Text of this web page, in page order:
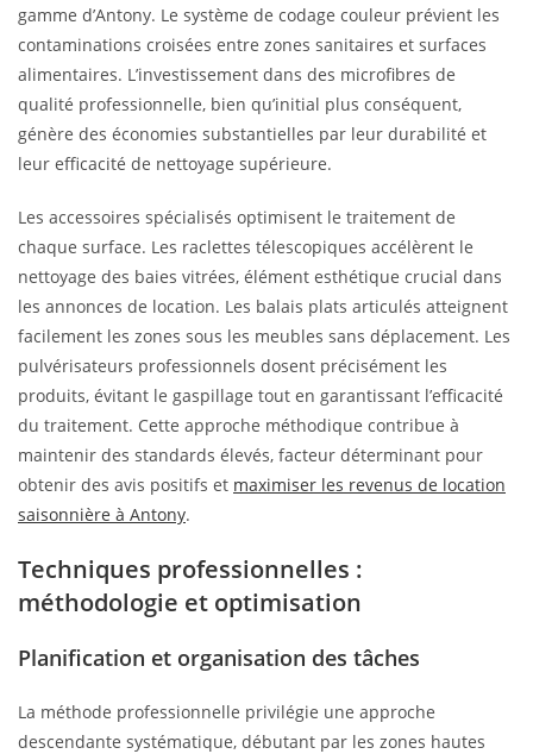
gamme d’Antony. Le système de codage couleur prévient les
contaminations croisées entre zones sanitaires et surfaces
alimentaires. L’investissement dans des microfibres de
qualité professionnelle, bien qu’initial plus conséquent,
génère des économies substantielles par leur durabilité et
leur efficacité de nettoyage supérieure.
Les accessoires spécialisés optimisent le traitement de
chaque surface. Les raclettes télescopiques accélèrent le
nettoyage des baies vitrées, élément esthétique crucial dans
les annonces de location. Les balais plats articulés atteignent
facilement les zones sous les meubles sans déplacement. Les
pulvérisateurs professionnels dosent précisément les
produits, évitant le gaspillage tout en garantissant l’efficacité
du traitement. Cette approche méthodique contribue à
maintenir des standards élevés, facteur déterminant pour
obtenir des avis positifs et maximiser les revenus de location
saisonnière à Antony.
Techniques professionnelles :
méthodologie et optimisation
Planification et organisation des tâches
La méthode professionnelle privilégie une approche
descendante systématique, débutant par les zones hautes